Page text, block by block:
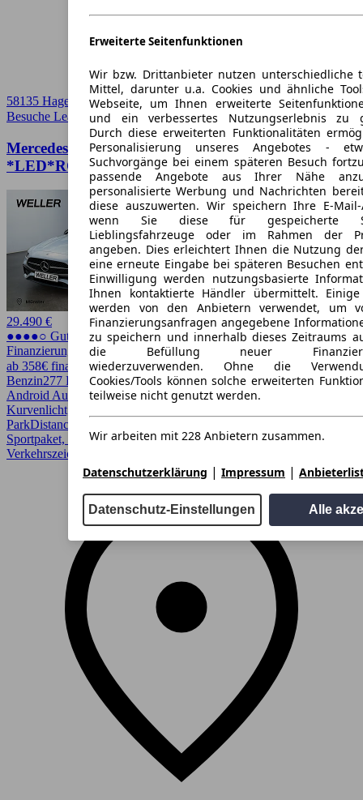
Erweiterte Seitenfunktionen
Wir bzw. Drittanbieter nutzen unterschiedliche
Mittel, darunter u.a. Cookies und ähnliche
Webseite, um Ihnen erweiterte
und ein verbessertes Nutzungserlebnis zu
Durch diese erweiterten Funktionalitäten
Personalisierung unseres Angebotes -
Suchvorgänge bei einem späteren Besuch
passende Angebote aus Ihrer Nähe
personalisierte Werbung und Nachrichten
diese auszuwerten. Wir speichern Ihre E-Mail-
wenn Sie diese für gespeicherte
Lieblingsfahrzeuge oder im Rahmen der
angeben. Dies erleichtert Ihnen die Nutzung
eine erneute Eingabe bei späteren Besuchen
Einwilligung werden nutzungsbasierte
Ihnen kontaktierte Händler übermittelt. Einige
werden von den Anbietern verwendet, um
Finanzierungsanfragen angegebene
zu speichern und innerhalb dieses Zeitraums
die Befüllung neuer
wiederzuverwenden. Ohne die
Cookies/Tools können solche erweiterten
teilweise nicht genutzt werden.
Wir arbeiten mit 228 Anbietern zusammen.
Datenschutzerklärung | Impressum |
Datenschutz-Einstellungen Alle
58135 Hagen
Besuche Leasingmarkt➚
Mercedes-Benz C-Klasse C 200 AMG Line T
*LED*RCam*Digi*Parktronic*SHZ*
29.490 €
●●●●○ Guter Preis
Finanzierung möglich
ab 358€ finanzieren ↗
Benzin277 PS (204 kW)51.024 kmEZ 02/2022 AutomatikKombi
Android Auto, Apple CarPlay, CarPlay, Fernlichtassistent,
Kurvenlicht, LED, Lichtsensor, Lordosenstütze,
ParkDistanceControl vorne und hinten, Regensensor, Sitzheizung,
Sportpaket, Sportsitze, Spurhalteassistent, Totwinkel-Assistent,
Verkehrszeichenerkennung